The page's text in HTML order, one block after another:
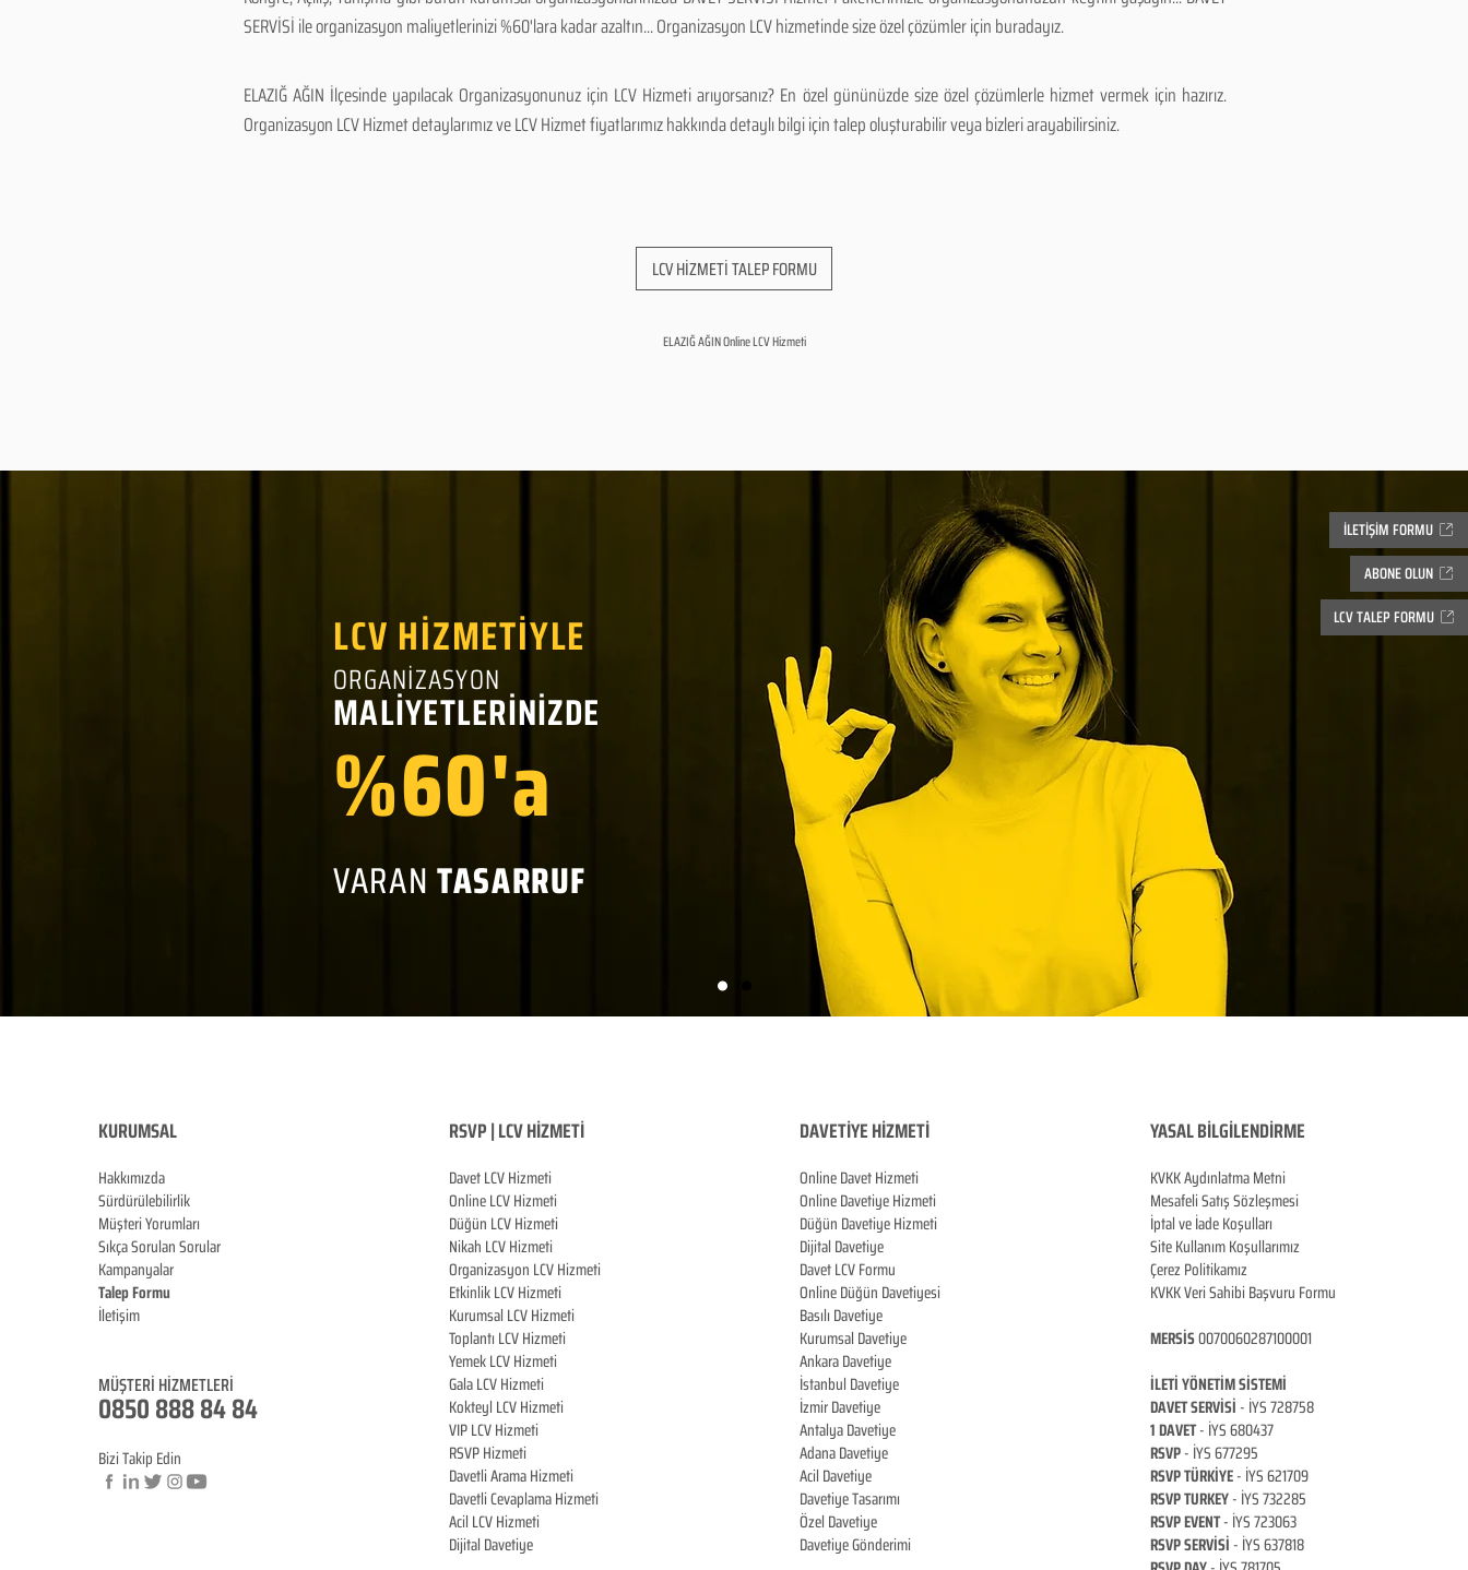
ABONE OLUN
LCV TALEP FORMU
İLETİŞİM FORMU
SERVİSİ ile organizasyon maliyetlerinizi %60'lara kadar azaltın... Organizasyon LCV hizmetinde size özel çözümler için buradayız.
ELAZIĞ AĞIN İlçesinde yapılacak Organizasyonunuz için LCV Hizmeti arıyorsanız? En özel gününüzde size özel çözümlerle hizmet vermek için hazırız.
Organizasyon LCV Hizmet detaylarımız ve LCV Hizmet fiyatlarımız hakkında detaylı bilgi için talep oluşturabilir veya bizleri arayabilirsiniz.
LCV HİZMETİ TALEP FORMU
ELAZIĞ AĞIN Online LCV Hizmeti
LCV HİZMETİYLE
ORGANİZASYON
MALİYETLERİNİZDE
%60'a
VARANTASARRUF
KURUMSAL
Hakkımızda
Sürdürülebilirlik
Müşteri Yorumları
Sıkça Sorulan Sorular
Kampanyalar
Talep Formu
İletişim
MÜŞTERİ HİZMETLERİ
0850 888 84 84
Bizi Takip Edin
RSVP | LCV HİZMETİ
Davet LCV Hizmeti
Online LCV Hizmeti
Düğün LCV Hizmeti
Nikah LCV Hizmeti
Organizasyon LCV Hizmeti
Etkinlik LCV Hizmeti
Kurumsal LCV Hizmeti
Toplantı LCV Hizmeti
Yemek LCV Hizmeti
Gala LCV Hizmeti
Kokteyl LCV Hizmeti
VIP LCV Hizmeti
RSVP Hizmeti
Davetli Arama Hizmeti
Davetli Cevaplama Hizmeti
Acil LCV Hizmeti
Dijital Davetiye
DAVETİYE HİZMETİ
Online Davet Hizmeti
Online Davetiye Hizmeti
Düğün Davetiye Hizmeti
Dijital Davetiye
Davet LCV Formu
Online Düğün Davetiyesi
Basılı Davetiye
Kurumsal Davetiye
Ankara Davetiye
İstanbul Davetiye
İzmir Davetiye
Antalya Davetiye
Adana Davetiye
Acil Davetiye
Davetiye Tasarımı
Özel Davetiye
Davetiye Gönderimi
YASAL BİLGİLENDİRME
KVKK Aydınlatma Metni
Mesafeli Satış Sözleşmesi
İptal ve İade Koşulları
Site Kullanım Koşullarımız
Çerez Politikamız
KVKK Veri Sahibi Başvuru Formu
MERSİS0070060287100001
İLETİ YÖNETİM SİSTEMİ
DAVET SERVİSİ- İYS 728758
1 DAVET- İYS 680437
RSVP- İYS 677295
RSVP TÜRKİYE- İYS 621709
RSVP TURKEY- İYS 732285
RSVP EVENT- İYS 723063
RSVP SERVİSİ- İYS 637818